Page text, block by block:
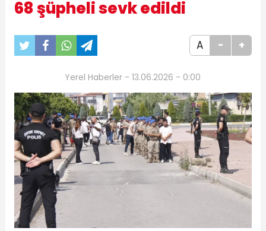
68 şüpheli sevk edildi
A - +
Yerel Haberler - 13.06.2026 - 0:00